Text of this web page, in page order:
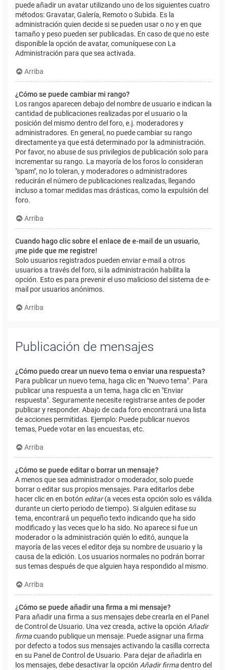
puede añadir un avatar utilizando uno de los siguientes cuatro
métodos: Gravatar, Galería, Remoto o Subida. Es la
administración quien decide si se pueden usar o no y en que
tamaño y peso pueden ser publicadas. En caso de que no este
disponible la opción de avatar, comuníquese con La
Administración para que sea activada.
Arriba
¿Cómo se puede cambiar mi rango?
Los rangos aparecen debajo del nombre de usuario e indican la
cantidad de publicaciones realizadas por el usuario o la
posición del mismo dentro del foro, e.j. moderadores y
administradores. En general, no puede cambiar su rango
directamente ya que está determinado por la administración.
Por favor, no abuse de sus privilegios de publicación solo para
incrementar su rango. La mayoría de los foros lo consideran
"spam", no lo toleran, y moderadores o administradores
reducirán el número de publicaciones realizadas, llegando
incluso a tomar medidas mas drásticas, como la expulsión del
foro.
Arriba
Cuando hago clic sobre el enlace de e-mail de un usuario,
¡me pide que me registre!
Solo usuarios registrados pueden enviar e-mail a otros
usuarios a través del foro, si la administración habilita la
opción. Esto es para prevenir el uso malicioso del sistema de e-
mail por usuarios anónimos.
Arriba
Publicación de mensajes
¿Cómo puedo crear un nuevo tema o enviar una respuesta?
Para publicar un nuevo tema, haga clic en "Nuevo tema". Para
publicar una respuesta a un tema, haga clic en "Enviar
respuesta". Seguramente necesite registrarse antes de poder
publicar y responder. Abajo de cada foro encontrará una lista
de acciones permitidas. Ejemplo: Puede publicar nuevos
temas, Puede votar en las encuestas, etc.
Arriba
¿Cómo se puede editar o borrar un mensaje?
A menos que sea administrador o moderador, solo puede
borrar o editar sus propios mensajes. Para editarlos debe
hacer clic en en botón editar(a veces esta opción solo es válida
durante un cierto periodo de tiempo). Si alguien editase su
tema, encontrará un pequeño texto indicando que ha sido
modificado y las veces que lo ha sido. No aparece si fue un
moderador o la administración quién lo editó, aunque la
mayoría de las veces el editor deja su nombre de usuario y la
causa de la edición. Los usuarios normales no podrán borrar
sus temas después de que alguien haya respondido al mismo.
Arriba
¿Cómo se puede añadir una firma a mi mensaje?
Para añadir una firma a sus mensajes debe crearla en el Panel
de Control de Usuario. Una vez creada, active la opción Añadir
firmacuando publique un mensaje. Puede asignar una firma
por defecto a todos sus mensajes activando la casilla correcta
en su Panel de Control de Usuario. Para dejar de añadirla en
los mensajes, debe desactivar la opción Añadir firmadentro del